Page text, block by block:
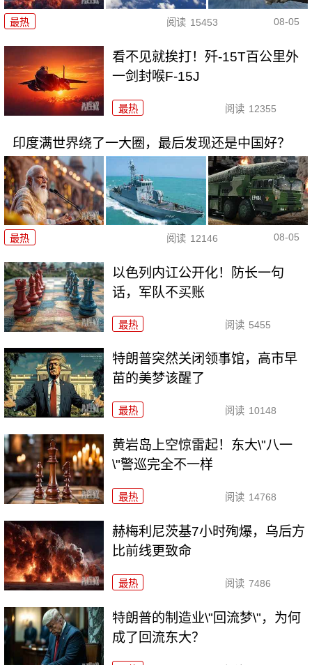
最热 阅读 15453 08-05
看不见就挨打！歼-15T百公里外
一剑封喉F-15J
最热 阅读 12355
印度满世界绕了一大圈，最后发现还是中国好？
最热 阅读 12146 08-05
以色列内讧公开化！防长一句
话，军队不买账
最热 阅读 5455
特朗普突然关闭领事馆，高市早
苗的美梦该醒了
最热 阅读 10148
黄岩岛上空惊雷起！东大\"八一
\"警巡完全不一样
最热 阅读 14768
赫梅利尼茨基7小时殉爆，乌后方
比前线更致命
最热 阅读 7486
特朗普的制造业\"回流梦\"，为何
成了回流东大？